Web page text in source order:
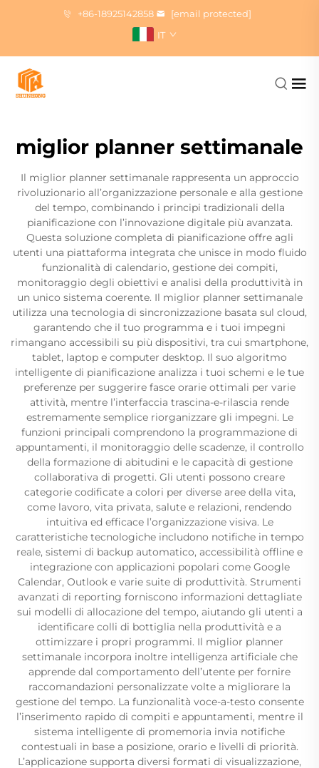
+86-18925142858
[email protected]
IT
miglior planner settimanale
Il miglior planner settimanale rappresenta un approccio
rivoluzionario all’organizzazione personale e alla gestione
del tempo, combinando i principi tradizionali della
pianificazione con l’innovazione digitale più avanzata.
Questa soluzione completa di pianificazione offre agli
utenti una piattaforma integrata che unisce in modo fluido
funzionalità di calendario, gestione dei compiti,
monitoraggio degli obiettivi e analisi della produttività in
un unico sistema coerente. Il miglior planner settimanale
utilizza una tecnologia di sincronizzazione basata sul cloud,
garantendo che il tuo programma e i tuoi impegni
rimangano accessibili su più dispositivi, tra cui smartphone,
tablet, laptop e computer desktop. Il suo algoritmo
intelligente di pianificazione analizza i tuoi schemi e le tue
preferenze per suggerire fasce orarie ottimali per varie
attività, mentre l’interfaccia trascina-e-rilascia rende
estremamente semplice riorganizzare gli impegni. Le
funzioni principali comprendono la programmazione di
appuntamenti, il monitoraggio delle scadenze, il controllo
della formazione di abitudini e le capacità di gestione
collaborativa di progetti. Gli utenti possono creare
categorie codificate a colori per diverse aree della vita,
come lavoro, vita privata, salute e relazioni, rendendo
intuitiva ed efficace l’organizzazione visiva. Le
caratteristiche tecnologiche includono notifiche in tempo
reale, sistemi di backup automatico, accessibilità offline e
integrazione con applicazioni popolari come Google
Calendar, Outlook e varie suite di produttività. Strumenti
avanzati di reporting forniscono informazioni dettagliate
sui modelli di allocazione del tempo, aiutando gli utenti a
identificare colli di bottiglia nella produttività e a
ottimizzare i propri programmi. Il miglior planner
settimanale incorpora inoltre intelligenza artificiale che
apprende dal comportamento dell’utente per fornire
raccomandazioni personalizzate volte a migliorare la
gestione del tempo. La funzionalità voce-a-testo consente
l’inserimento rapido di compiti e appuntamenti, mentre il
sistema intelligente di promemoria invia notifiche
contestuali in base a posizione, orario e livelli di priorità.
L’applicazione supporta diversi formati di visualizzazione,